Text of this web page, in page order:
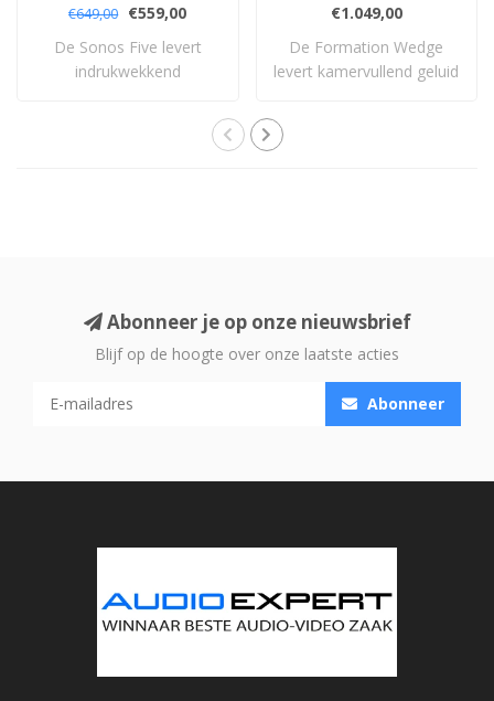
€649,00 €559,00
De Sonos Five levert
indrukwekkend
€1.049,00
De Formation Wedge
levert kamervullend geluid
Abonneer je op onze nieuwsbrief
Blijf op de hoogte over onze laatste acties
Abonneer